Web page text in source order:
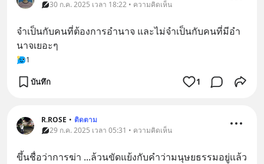
30 ก.ค. 2025 เวลา 18:22 • ความคิดเห็น
จำเป็นกับคนที่ต้องการอำนาจ และไม่จำเป็นกับคนที่มีอำ
นาจเยอะๆ
1
บันทึก 1
R.ROSE • ติดตาม
29 ก.ค. 2025 เวลา 05:31 • ความคิดเห็น